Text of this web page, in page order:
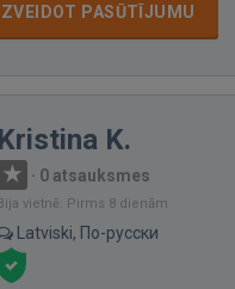
PASŪTĪJUMU
Kristina K.
· 0 atsauksmes
Bija vietnē: Pirms 8 dienām
Latviski, По-русски